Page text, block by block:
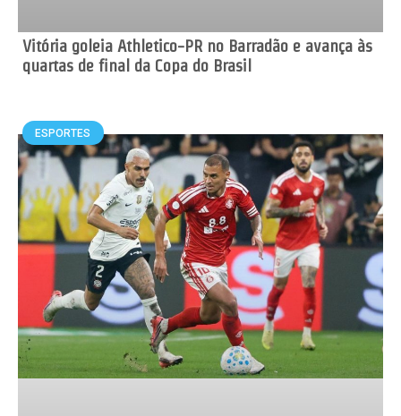
Vitória goleia Athletico-PR no Barradão e avança às
quartas de final da Copa do Brasil
ESPORTES